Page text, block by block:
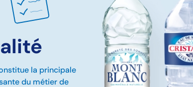
la principale
du métier de